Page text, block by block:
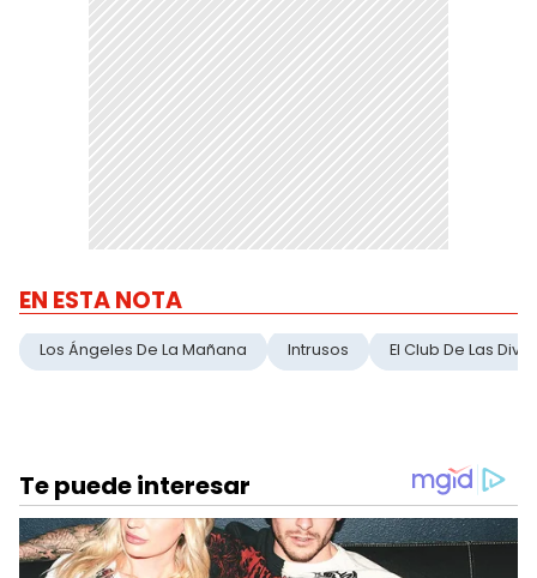
EN ESTA NOTA
Los Ángeles De La Mañana Intrusos El Club De Las